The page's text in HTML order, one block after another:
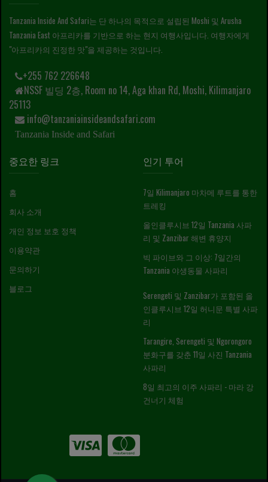
Tanzania Inside And Safari는 단 하나의 목적으로 설립된 Moshi 및 Arusha
Tanzania East 아프리카를 기반으로 하는 현지 여행사입니다. 여행자에게
"아프리카의 진정한 맛"을 제공하는 것입니다.
+255 762 226648
NSSF 빌딩 2층, Room no 14, Aga khan Rd, Moshi, Kilimanjaro
25113
info@tanzaniainsideandsafari.com
Tanzania Inside and Safari
중요한 링크
홈
회사 소개
개인 정보 보호 정책
이용약관
문의하기
블로그
인기 투어
7일 Kilimanjaro 마차메 루트를 통한
트레킹
올인클루시브 12일 Tanzania 사파
리 및 Zanzibar 해변 휴양지
빅 파이브와 그 이상: 7일간의
Tanzania 야생동물 사파리
Serengeti 및 Zanzibar가 포함된 올
인클루시브 12일 허니문 특별 사파
리
Tarangire, Serengeti 및 Ngorongoro
분화구를 갖춘 11일 사진 Tanzania
사파리
8일 최고의 이주 사파리 - 마라 강
건너기 체험